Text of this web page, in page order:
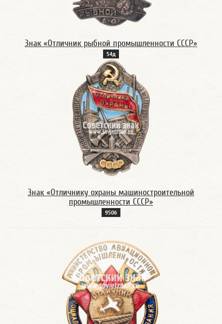
Знак «Отличник рыбной промышленности СССР»
54д
Знак «Отличнику охраны машиностроительной
промышленности СССР»
950б